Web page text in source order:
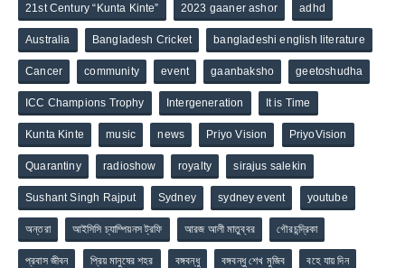
21st Century “Kunta Kinte” 2023 gaaner ashor adhd
Australia Bangladesh Cricket bangladeshi english literature
Cancer community event gaanbaksho geetoshudha
ICC Champions Trophy Intergeneration It is Time
Kunta Kinte music news Priyo Vision PriyoVision
Quarantiny radioshow royalty sirajus salekin
Sushant Singh Rajput Sydney sydney event youtube
অন্তরা আইসিসি চ্যাম্পিয়নস ট্রফি আরজ আলী মাতুব্বর গৌরচন্দ্রিকা
প্রবাস জীবন প্রিয় মানুষের শহর বঙ্গবন্ধু বঙ্গবন্ধু শেখ মুজিব বহে যায় দিন